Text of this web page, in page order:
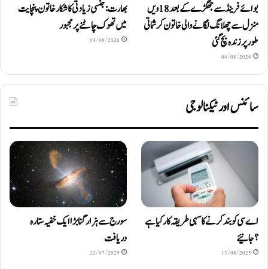
بوائے فرینڈ سے جھگڑے کے بعد 18 ویں
منزل سے چھلانگ لگانے والی خاتون کرشماتی
طور پر زندہ بچ گئی
04/08/2026
بھارت: جنسی زیادتی کا شکار خاتون پنچایت
میں تھوک چاٹنے پر مجبور
04/08/2026
سائنس اور ٹیکنالوجی
اے سی کو بند کرنے کا سہی طریقہ کار کیا ہے
؟ جانیئے
13/08/2025
سورج سے ہزار گنا بڑا ایک خفیہ ستارہ
دریافت
22/07/2025